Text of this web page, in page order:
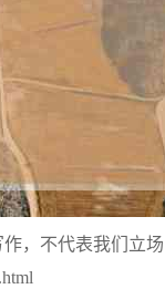
，不代表我们立